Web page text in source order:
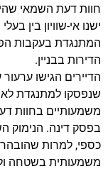
חוות דעת השמאי
ישנו אי-שוויון בין
המתנגדת בעקבות
הדירות בבניין.
הדיירים הגישו
שנפסקו למתנגדת לא
משמעותיים בחוות
בפסק דינה. הנימוק
כספי, למרות
משמעותית בשטחה